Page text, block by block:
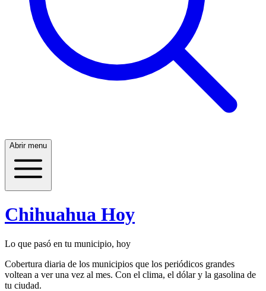
Abrir menu
Chihuahua Hoy
Lo que pasó en tu municipio, hoy
Cobertura diaria de los municipios que los periódicos grandes
voltean a ver una vez al mes. Con el clima, el dólar y la gasolina de
tu ciudad.